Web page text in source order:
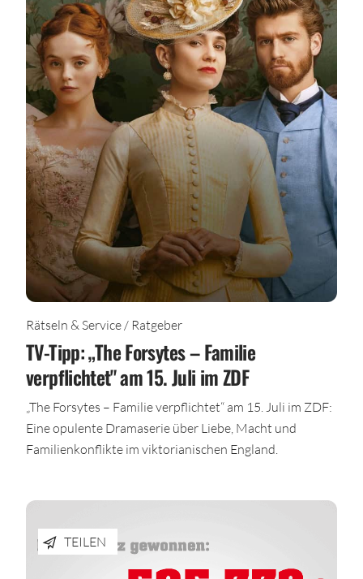
Rätseln & Service / Ratgeber
TV-Tipp: „The Forsytes – Familie
verpflichtet" am 15. Juli im ZDF
„The Forsytes – Familie verpflichtet“ am 15. Juli im ZDF:
Eine opulente Dramaserie über Liebe, Macht und
Familienkonflikte im viktorianischen England.
TEILEN